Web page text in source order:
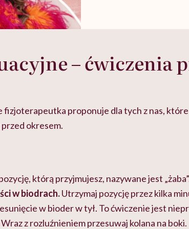
– ćwiczenia
fizjoterapeutka proponuje dla tych z nas,
okresem.
którą przyjmujesz, nazywane jest
w biodrach.Utrzymaj pozycję przez kilka
w bioder w tył. To ćwiczenie jest
z rozluźnieniem przesuwaj kolana na boki.